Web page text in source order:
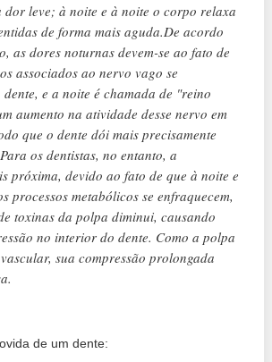
dor leve; à noite e à noite o corpo relaxa
de forma mais aguda.De acordo
as dores noturnas devem-se ao fato de
associados ao nervo vago se
e a noite é chamada de "reino
aumento na atividade desse nervo em
que o dente dói mais precisamente
os dentistas, no entanto, a
próxima, devido ao fato de que à noite e
processos metabólicos se enfraquecem,
toxinas da polpa diminui, causando
no interior do dente. Como a polpa
sua compressão prolongada
de um dente: